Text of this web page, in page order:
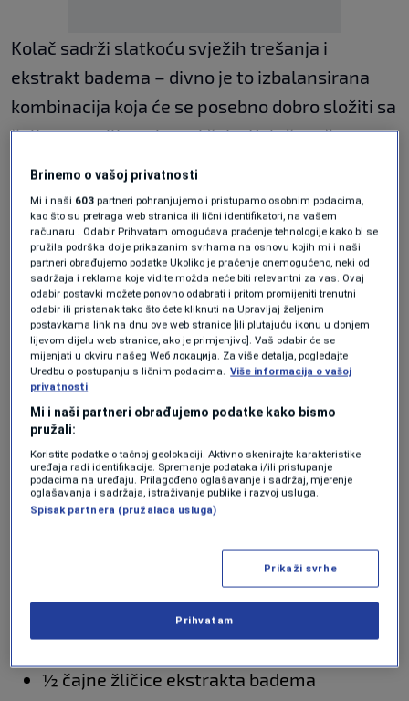
Kolač sadrži slatkoću svježih trešanja i
ekstrakt badema – divno je to izbalansirana
kombinacija koja će se posebno dobro složiti sa
šalicom omiljene kave i čaja. Kolač možete
servirati kao desert, ali i kao poseban doručak
za vikend ili međuobrok.
Važno je izvaditi koštice iz trešanja prije nego
što ih stavite u kolač. To možete napraviti uz
pomoć metalne slamke ili aparatića za
vađenje koštica iz trešanja.
Kolač od trešanja -
sastojci:
400 g svježih trešanja bez koštica i peteljk
250 g bijelog šećera
4 velika jaja
1 žličica praška za pecivo
½ čajne žličice ekstrakta badema
Brinemo o vašoj privatnosti
Mi i naši 603 partneri pohranjujemo i pristupamo osobnim podacima,
kao što su pretraga web stranica ili lični identifikatori, na vašem
računaru . Odabir Prihvatam omogućava praćenje tehnologije kako bi se
pružila podrška dolje prikazanim svrhama na osnovu kojih mi i naši
partneri obrađujemo podatke Ukoliko je praćenje onemogućeno, neki od
sadržaja i reklama koje vidite možda neće biti relevantni za vas. Ovaj
odabir postavki možete ponovno odabrati i pritom promijeniti trenutni
odabir ili pristanak tako što ćete kliknuti na Upravljaj željenim
postavkama link na dnu ove web stranice [ili plutajuću ikonu u donjem
lijevom dijelu web stranice, ako je primjenjivo]. Vaš odabir će se
mijenjati u okviru našeg Wеб локација. Za više detalja, pogledajte
Uredbu o postupanju s ličnim podacima. Više informacija o vašoj
privatnosti
Mi i naši partneri obrađujemo podatke kako bismo
pružali:
Koristite podatke o tačnoj geolokaciji. Aktivno skenirajte karakteristike
uređaja radi identifikacije. Spremanje podataka i/ili pristupanje
podacima na uređaju. Prilagođeno oglašavanje i sadržaj, mjerenje
oglašavanja i sadržaja, istraživanje publike i razvoj usluga.
Spisak partnera (pružalaca usluga)
Prikaži svrhe
Prihvatam